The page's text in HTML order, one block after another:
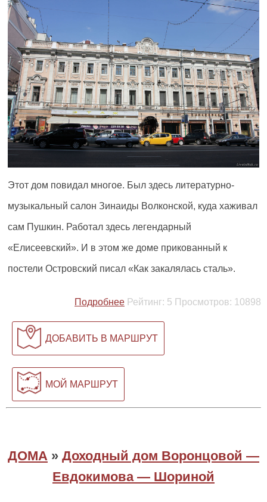
Этот дом повидал многое. Был здесь литературно-
музыкальный салон Зинаиды Волконской, куда хаживал
сам Пушкин. Работал здесь легендарный
«Елисеевский». И в этом же доме прикованный к
постели Островский писал «Как закалялась сталь».
Подробнее Рейтинг: 5 Просмотров: 10898
ДОБАВИТЬ В МАРШРУТ
МОЙ МАРШРУТ
ДОМА » Доходный дом Воронцовой —
Евдокимова — Шориной